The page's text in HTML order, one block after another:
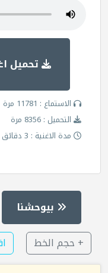
تحميل
الاستماع : 11781 مرة
التحميل : 8356 مرة
مدة الاغنية : 3 دقائق 11 ثانية
بيوحشنا
+ حجم الخط